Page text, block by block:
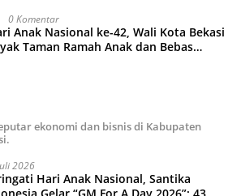
0 Komentar
Anak Nasional ke-42, Wali Kota Bekasi
Taman Ramah Anak dan Bebas
ekonomi dan bisnis di Kabupaten
2026
Hari Anak Nasional, Santika